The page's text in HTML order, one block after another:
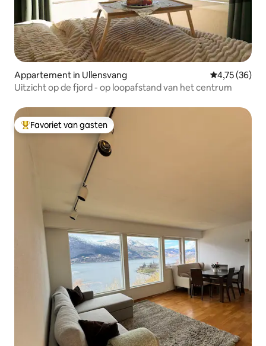
Appartement in Ullensvang Gemiddelde
4,75 (36)
Uitzicht op de fjord - op loopafstand van het centrum
Topfavoriet van gasten
Favoriet van gasten